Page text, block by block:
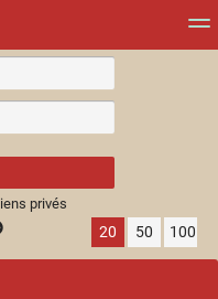
results.
privés
20 50 100